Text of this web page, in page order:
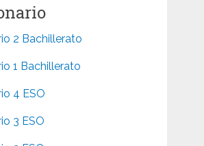
2 Bachillerato
1 Bachillerato
4 ESO
3 ESO